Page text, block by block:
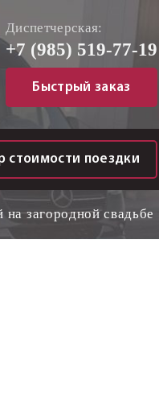
Диспетчерская:
+7 (985) 519-77-19
Быстрый заказ
стоимости поездки
на загородной свадьбе